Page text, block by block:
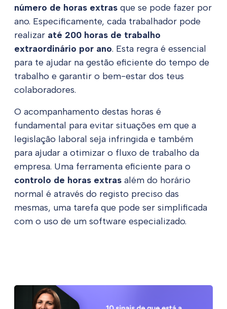
número de horas extras que se pode fazer por
ano. Especificamente, cada trabalhador pode
realizar até 200 horas de trabalho
extraordinário por ano. Esta regra é essencial
para te ajudar na gestão eficiente do tempo de
trabalho e garantir o bem-estar dos teus
colaboradores.
O acompanhamento destas horas é
fundamental para evitar situações em que a
legislação laboral seja infringida e também
para ajudar a otimizar o fluxo de trabalho da
empresa. Uma ferramenta eficiente para o
controlo de horas extras além do horário
normal é através do registo preciso das
mesmas, uma tarefa que pode ser simplificada
com o uso de um software especializado.